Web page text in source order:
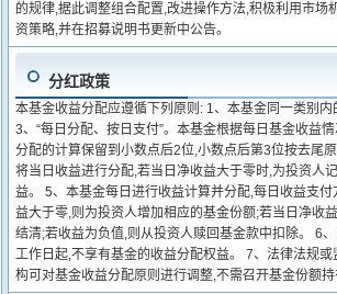
的规律,据此调整组合配置,改进操作方法,积极利用市
资策略,并在招募说明书更新中公告。
分红政策
本基金收益分配应遵循下列原则: 1、本基金同一类别
3、“每日分配、按日支付”。本基金根据每日基金收益
分配的计算保留到小数点后2位,小数点后第3位按去尾
将当日收益进行分配,若当日净收益大于零时,为投资人
益。 5、本基金每日进行收益计算并分配,每日收益支
益大于零,则为投资人增加相应的基金份额;若当日净收
结清;若收益为负值,则从投资人赎回基金款中扣除。 6
工作日起,不享有基金的收益分配权益。 7、法律法规
构可对基金收益分配原则进行调整,不需召开基金份额持